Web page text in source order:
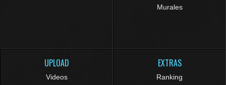
Murales
UPLOAD
Videos
EXTRAS
Ranking